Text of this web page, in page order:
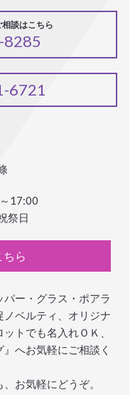
談はこちら
6721
17:00
祭日
ちら
ー・グラス・ポアラ
ベルティ、オリジナ
トでも名入れＯＫ、
へお気軽にご相談く
お気軽にどうぞ。